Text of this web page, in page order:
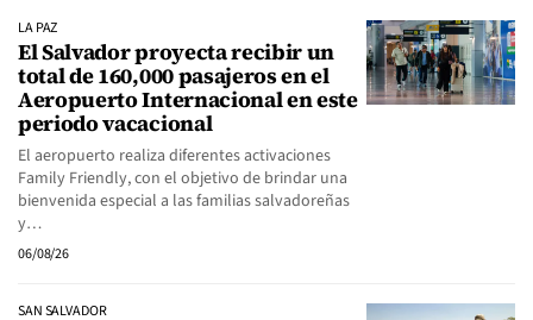
LA PAZ
El Salvador proyecta recibir un
total de 160,000 pasajeros en el
Aeropuerto Internacional en este
periodo vacacional
El aeropuerto realiza diferentes activaciones
Family Friendly, con el objetivo de brindar una
bienvenida especial a las familias salvadoreñas
y…
06/08/26
SAN SALVADOR